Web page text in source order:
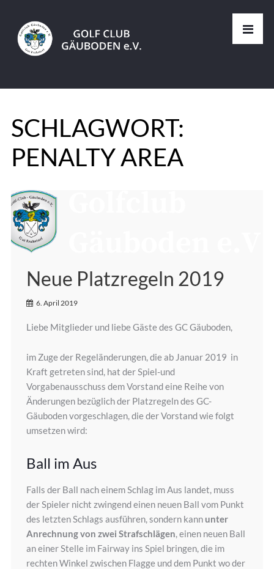
SCHLAGWORT:
PENALTY AREA
Neue Platzregeln 2019
6. April 2019
Liebe Mitglieder und liebe Gäste des GC Gäuboden,
im Zuge der Regeländerungen, die ab Januar 2019 in
Kraft getreten sind, hat der Spiel-und
Vorgabenausschuss dem Vorstand eine Reihe von
Änderungen bezüglich der Platzregeln des GC-
Gäuboden vorgeschlagen, die der Vorstand wie folgt
umsetzen wird:
Ball im Aus
Falls der Ball nach einem Schlag im Aus landet, muss
der Spieler nicht zwingend einen neuen Ball vom Punkt
des letzten Schlags ausführen, sondern kann unter
Anrechnung von zwei Strafschlägen, einen neuen Ball
an einer Stelle im Fairway ins Spiel bringen, die im
rechten Winkel zwischen Flagge und dem Punkt wo der